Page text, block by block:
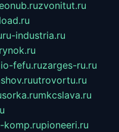
zvonitut.ru
ru-industria.ru
fefu.ruzarges-ru.ru
utrovortu.ru
mkcslava.ru
komp.rupioneeri.ru